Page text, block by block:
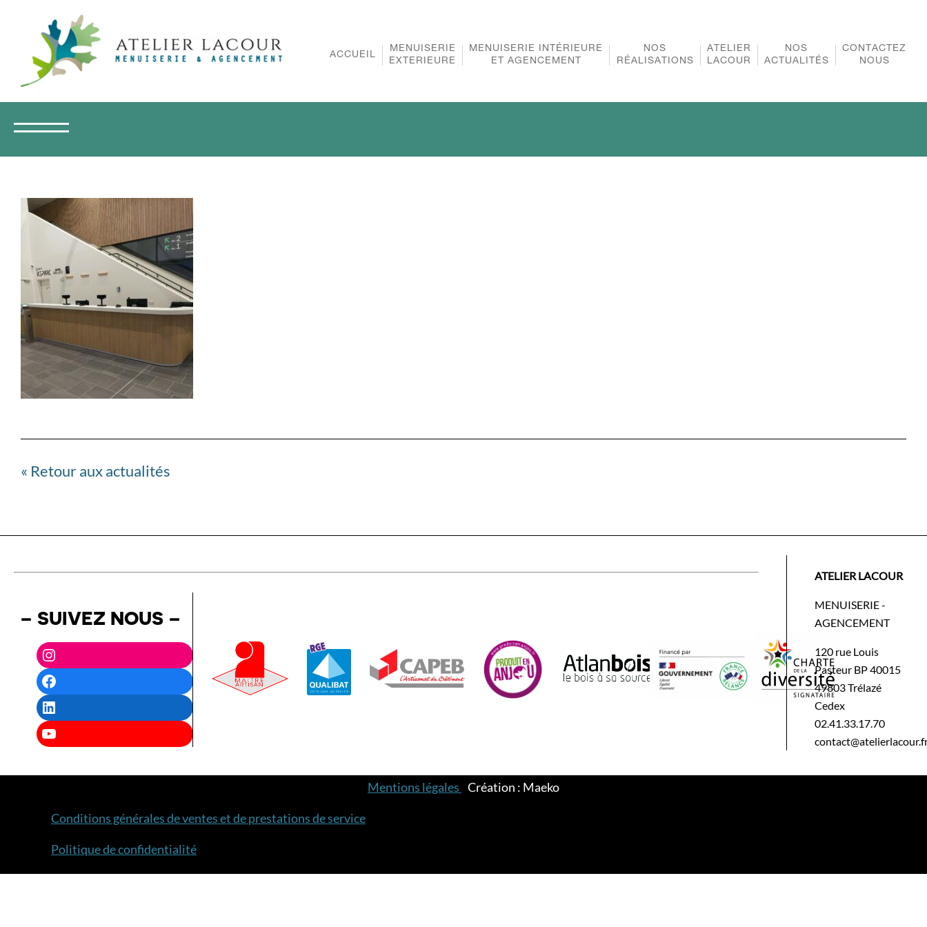
ACCUEIL
MENUISERIE
EXTERIEURE
MENUISERIE INTÉRIEURE
ET AGENCEMENT
NOS
RÉALISATIONS
ATELIER
LACOUR
NOS
ACTUALITÉS
CONTACTEZ
NOUS
« Retour aux actualités
– SUIVEZ NOUS –
Instagram
Facebook
LinkedIn
YouTube
ATELIER LACOUR
MENUISERIE -
AGENCEMENT
120 rue Louis
Pasteur BP 40015
49803 Trélazé
Cedex
02.41.33.17.70
Mentions légales Création : Maeko
Conditions générales de ventes et de prestations de service
Politique de confidentialité